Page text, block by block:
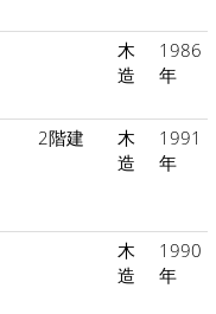
木
造
1986
年
2階建
木
造
1991
年
木
造
1990
年